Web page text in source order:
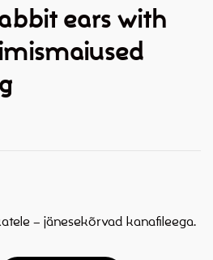
ears with
– jänesekõrvad kanafileega.